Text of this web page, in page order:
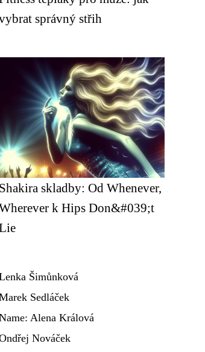
správný střih
Shakira skladby: Od Whenever,
k Hips Don&#039;t
Šimůnková
Sedláček
Alena Králová
Nováček